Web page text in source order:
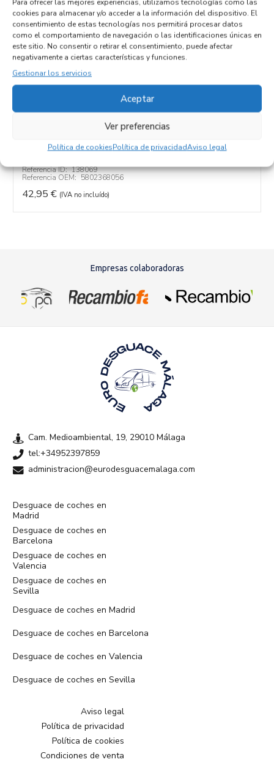
Para ofrecer las mejores experiencias, utilizamos tecnologías como las
cookies para almacenar y/o acceder a la información del dispositivo. El
consentimiento de estas tecnologías nos permitirá procesar datos
como el comportamiento de navegación o las identificaciones únicas en
este sitio. No consentir o retirar el consentimiento, puede afectar
negativamente a ciertas características y funciones.
Gestionar los servicios
Aceptar
Ver preferencias
Política de cookiesPolítica de privacidadAviso legal
Código motor
F1AGL4113
Código cambio
Productos relacionados
TUBO 5802368056
Recambios FIAT DUCATO 3 CAMIÓN/VOLQUETE 35 (290)
Referencia ID: 138069
Referencia OEM: 5802368056
42,95 € (IVA no incluído)
Empresas colaboradoras
Cam. Medioambiental, 19, 29010 Málaga
tel:+34952397859
administracion@eurodesguacemalaga.com
Desguace de coches en
Madrid
Desguace de coches en
Barcelona
Desguace de coches en
Valencia
Desguace de coches en
Sevilla
Desguace de coches en Madrid
Desguace de coches en Barcelona
Desguace de coches en Valencia
Desguace de coches en Sevilla
Aviso legal
Política de privacidad
Política de cookies
Condiciones de venta